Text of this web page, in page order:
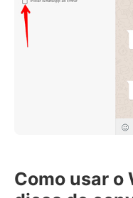
Como usar o